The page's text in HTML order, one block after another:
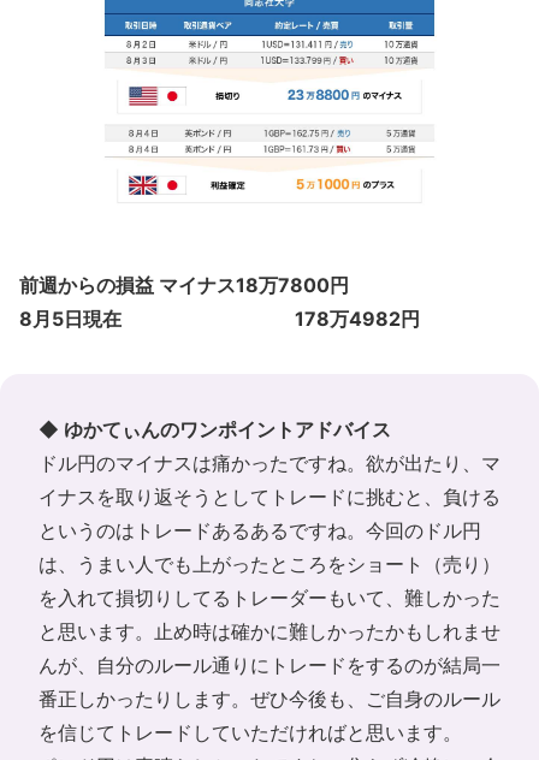
前週からの損益 マイナス18万7800円
8月5日現在 178万4982円
◆ ゆかてぃんのワンポイントアドバイス
ドル円のマイナスは痛かったですね。欲が出たり、マ
イナスを取り返そうとしてトレードに挑むと、負ける
というのはトレードあるあるですね。今回のドル円
は、うまい人でも上がったところをショート（売り）
を入れて損切りしてるトレーダーもいて、難しかった
と思います。止め時は確かに難しかったかもしれませ
んが、自分のルール通りにトレードをするのが結局一
番正しかったりします。ぜひ今後も、ご自身のルール
を信じてトレードしていただければと思います。